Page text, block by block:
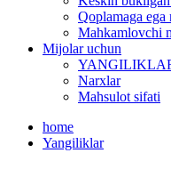
Qoplamaga
Mahkamlovchi
Mijolar uchun
Narxlar
Mahsulot sifati
home
Yangiliklar